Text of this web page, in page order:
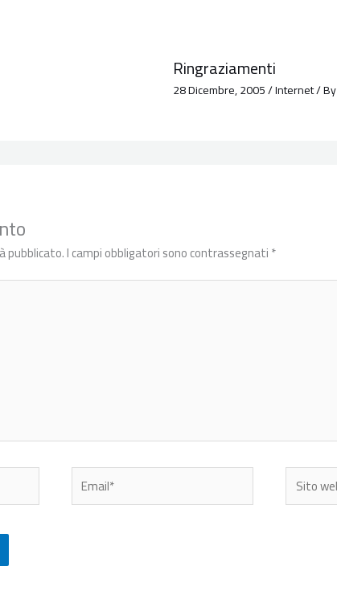
Ringraziamenti
28 Dicembre, 2005/Internet/ By
pubblicato.I campi obbligatori sono contrassegnati*
Email* Sito
web